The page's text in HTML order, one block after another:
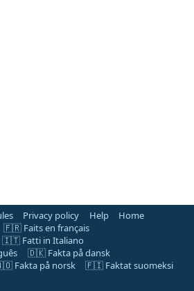
Privacy policy Help
Home
🇫🇷 Faits en français
🇮🇹 Fatti in Italiano
🇩🇰 Fakta på dansk
Fakta på norsk
🇫🇮 Faktat suomeksi